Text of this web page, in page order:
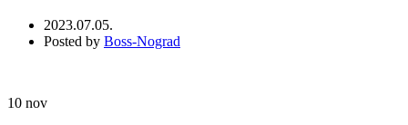
2023.07.05.
Posted by Boss-Nograd
10 nov